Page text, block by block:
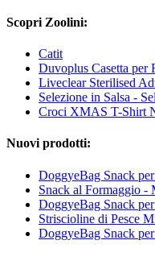
Scopri Zoolini:
Catit
Duvoplus Casetta per
Liveclear Sterilised
Selezione in Salsa -
Croci XMAS T-Shirt
Nuovi prodotti:
DoggyeBag Snack
Snack al Formaggio
DoggyeBag Snack
Striscioline di Pesce
DoggyeBag Snack